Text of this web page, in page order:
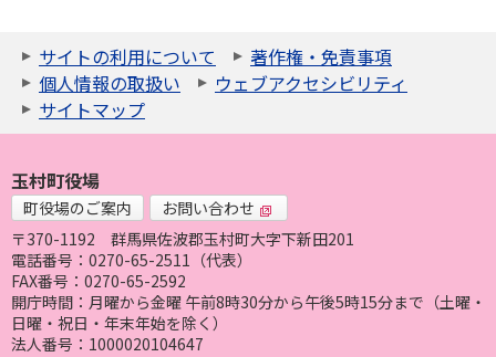
サイトの利用について
著作権・免責事項
個人情報の取扱い
ウェブアクセシビリティ
サイトマップ
玉村町役場
町役場のご案内
お問い合わせ
〒370-1192
群馬県佐波郡玉村町大字下新田201
電話番号：0270-65-2511（代表）
FAX番号：0270-65-2592
開庁時間：月曜から金曜 午前8時30分から午後5時15分まで（土曜・
日曜・祝日・年末年始を除く）
法人番号：1000020104647